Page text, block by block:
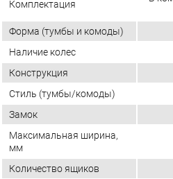
Комплектация
Форма (тумбы и комоды)
Наличие колес
Конструкция
Стиль (тумбы/комоды)
Замок
Максимальная ширина,
мм
Количество ящиков